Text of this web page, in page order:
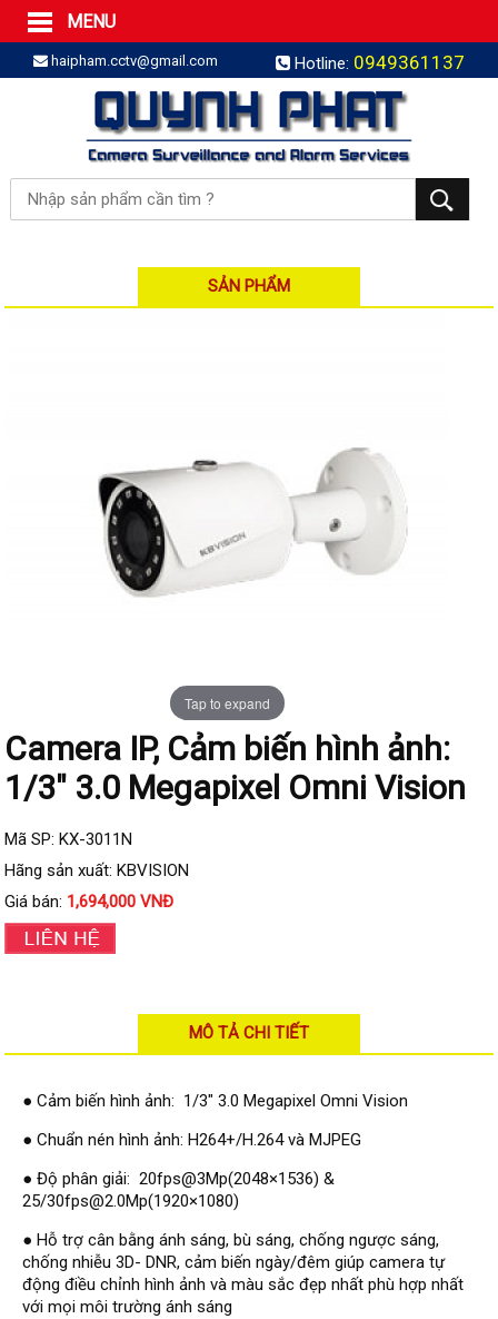
MENU
Trang Chủ
Sản phẩm
SẢN PHẨM TRỌN GÓI
LẮP BÁO TRỘM TRỌN GÓI
LẮP CAMERA TRỌN GÓI
Camera IP
Camera IP KBVISION
Camera IP HIKVISION
Đầu ghi IP HIKVISION
Đầu ghi IP KBVISION
Đầu ghi IP HDParagon
Đầu ghi IP Dahua
Camera Dahua
Camera Visionhitech
Camera HDParagon
Đầu ghi Analog
Đầu ghi HDParagon
Đầu ghi Visionhitech
Đầu ghi Dahua
Đầu ghi KBVISION
Thiết bị Enforcer
access control
Khóa điện tử VIRO
Khóa điện tử KBVISION
haipham.cctv@gmail.com Hotline: 0949361137
SẢN PHẨM
Tap to expand
Camera IP, Cảm biến hình ảnh:
1/3" 3.0 Megapixel Omni Vision
Mã SP: KX-3011N
Hãng sản xuất: KBVISION
Giá bán: 1,694,000 VNĐ
MÔ TẢ CHI TIẾT
● Cảm biến hình ảnh: 1/3" 3.0 Megapixel Omni Vision
● Chuẩn nén hình ảnh: H264+/H.264 và MJPEG
● Độ phân giải: 20fps@3Mp(2048×1536) &
25/30fps@2.0Mp(1920×1080)
● Hỗ trợ cân bằng ánh sáng, bù sáng, chống ngược sáng,
chống nhiễu 3D- DNR, cảm biến ngày/đêm giúp camera tự
động điều chỉnh hình ảnh và màu sắc đẹp nhất phù hợp nhất
với mọi môi trường ánh sáng